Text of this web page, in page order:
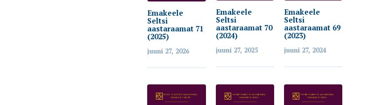
Emakeele
Seltsi
aastaraamat 71
(2025)
juuni 27, 2026
Emakeele
Seltsi
aastaraamat 70
(2024)
juuni 27, 2025
Emakeele
Seltsi
aastaraamat 69
(2023)
juuni 27, 2024